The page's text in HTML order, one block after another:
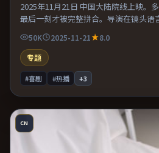
2025年11月21日 中国大陆院线上映。
最后一刻才被完整拼合。导演在镜头语
写交替强化压迫感。整体完成度较高，
50K 2025-11-21
8.0
专题
#喜剧 #热播 +3
CN